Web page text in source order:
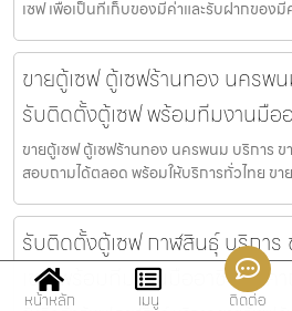
เซฟ เพื่อเป็นที่เก็บของมีค่าและรับฝากของมี
ขายตู้เซฟ ตู้เซฟร้านทอง นครพ
รับติดตั้งตู้เซฟ พร้อมทีมงานมือ
ขายตู้เซฟ ตู้เซฟร้านทอง นครพนม บริการ
สอบถามได้ตลอด พร้อมให้บริการทั่วไทย ขา
รับติดตั้งตู้เซฟ กาฬสินธุ์ บริกา
เซฟ พร้อมทีมงานมืออาชีพ ราคา
หน้าหลัก เมนู ติดต่อ